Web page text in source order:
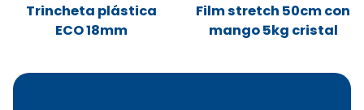
Trincheta plástica
ECO 18mm
Film stretch 50cm con
mango 5kg cristal